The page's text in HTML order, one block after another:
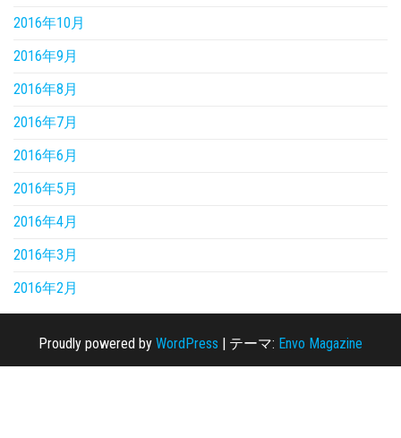
2016年10月
2016年9月
2016年8月
2016年7月
2016年6月
2016年5月
2016年4月
2016年3月
2016年2月
Proudly powered by WordPress テーマ: Envo Magazine